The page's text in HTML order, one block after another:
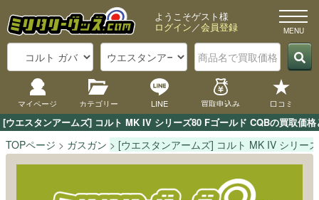
[ウエスタンアームズ] コルト MK IV シリーズ80 Fゴールド CQBの買取価
ようこそゲスト様
ログイン／会員登録
マイページ カテゴリー LINE 買取申込み 口コミ
TOPページ ガスガン [ウエスタンアームズ] コルト MK IV シリー